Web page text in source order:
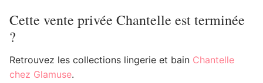
Cette vente privée Chantelle est terminée
?
Retrouvez les collections lingerie et bain Chantelle
chez Glamuse.